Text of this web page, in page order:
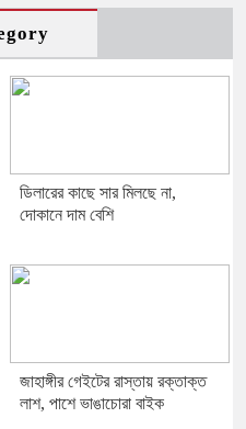
ডিলারের কাছে সার মিলছে না,
দোকানে দাম বেশি
জাহাঙ্গীর গেইটের রাস্তায় রক্তাক্ত
লাশ, পাশে ভাঙাচোরা বাইক